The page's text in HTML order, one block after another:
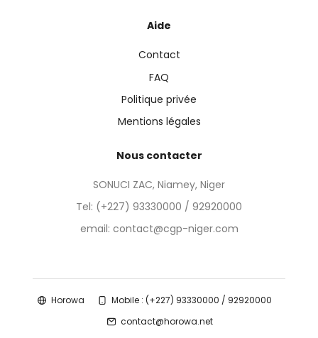
Aide
Contact
FAQ
Politique privée
Mentions légales
Nous contacter
SONUCI ZAC, Niamey, Niger
Tel: (+227) 93330000 / 92920000
email: contact@cgp-niger.com
Horowa
Mobile : (+227) 93330000 / 92920000
contact@horowa.net